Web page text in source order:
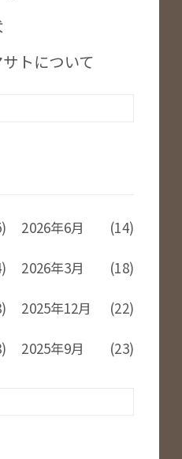
クカラー-
トについて
2026年6月 (14)
2026年3月 (18)
2025年12月 (22)
2025年9月 (23)